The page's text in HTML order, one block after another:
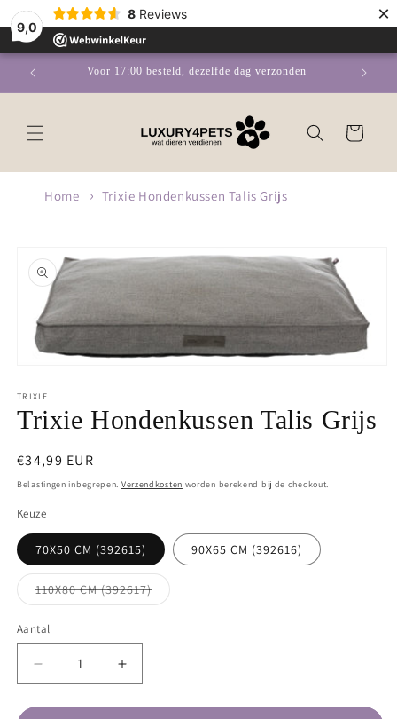
9,0
8 Reviews ×
Meteen
naar de
content
Voor 17:00 besteld, dezelfde dag verzonden
Winkelwagen
Home Trixie Hondenkussen Talis Grijs
direct naar
openen
in
modaal
TRIXIE
Trixie Hondenkussen Talis Grijs
Normale
prijs
€34,99 EUR
Belastingen inbegrepen. Verzendkosten worden berekend bij de checkout.
Keuze
70X50 CM (392615) 90X65 CM (392616)
110X80 CM (392617)Variant
uitverkocht
Aantal
Aantal
verlagen
voor
Aantal
verhogen
voor